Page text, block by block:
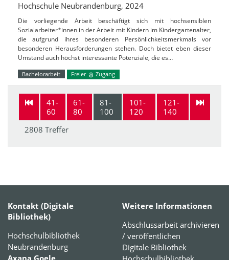
Hochschule Neubrandenburg, 2024
Die vorliegende Arbeit beschäftigt sich mit hochsensiblen
Sozialarbeiter*innen in der Arbeit mit Kindern im Kindergartenalter,
die aufgrund ihres besonderen Persönlichkeitsmerkmals vor
besonderen Herausforderungen stehen. Doch bietet eben dieser
Umstand auch höchst interessante Potenziale, die es…
Bachelorarbeit Freier Zugang
41-
60
61-
80
81-
100
101-
120
121-
140
2808 Treffer
Kontakt (Digitale
Bibliothek)
Hochschulbibliothek
Neubrandenburg
Axana Goele
Weitere Informationen
Abschlussarbeit archivieren
/ veröffentlichen
Digitale Bibliothek